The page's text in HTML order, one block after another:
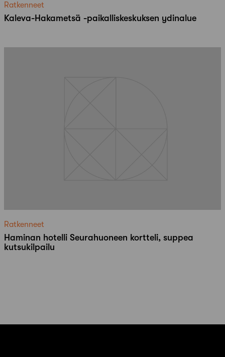
Ratkenneet
Kaleva-Hakametsä -paikalliskeskuksen ydinalue
Ratkenneet
Haminan hotelli Seurahuoneen kortteli, suppea
kutsukilpailu